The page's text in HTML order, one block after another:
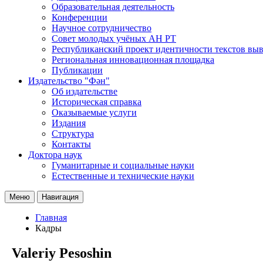
Образовательная деятельность
Конференции
Научное сотрудничество
Совет молодых учёных АН РТ
Республиканский проект идентичности текстов
Региональная инновационная площадка
Публикации
Издательство "Фән"
Об издательстве
Историческая справка
Оказываемые услуги
Издания
Структура
Контакты
Доктора наук
Гуманитарные и социальные науки
Естественные и технические науки
Меню Навигация
Главная
Кадры
Valeriy Pesoshin